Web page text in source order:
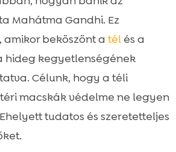
menedék kialakítása
és almozás okosan
védelem tél
hidratálás alapelvei
és alom: megbízható társ
kockázatok és
Mahátma Gandhi. Ez
amikor beköszönt a télés a
hideg kegyetlenségének
Célunk, hogy a téli
macskák védelme ne legyen
tudatos és szeretetteljes